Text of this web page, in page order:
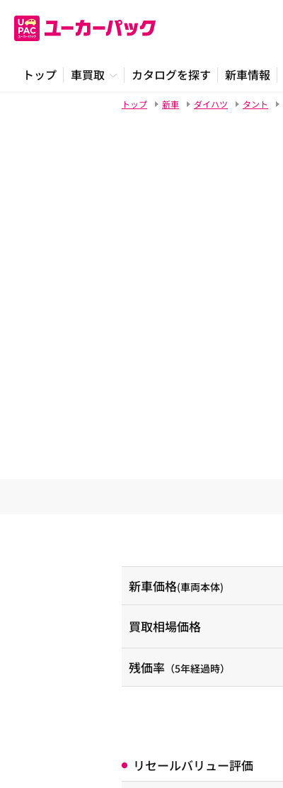
トップ 車買取 カタログを探す 新車情報
トップ 新車 ダイハツ タント
新車価格(車両本体)
買取相場価格
残価率 （5年経過時）
リセールバリュー評価